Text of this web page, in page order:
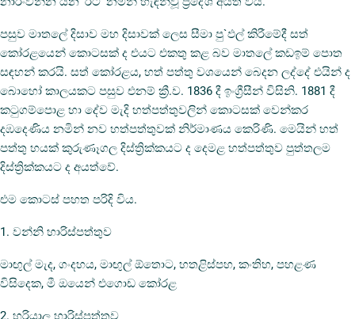
පසුව මාතලේ දිසාව මහ දිසාවක් ලෙස සීමා පු`ඵල් කිරීමේදී සත්
කෝරළයෙන් කොටසක් ද එයට එකතු කළ බව මාතලේ කඩඉම් පොත
සඳහන් කරයි. සත් කෝරළය, හත් පත්තු වශයෙන් බෙදන ලද්දේ එයින් ද
බොහෝ කාලයකට පසුව එනම් ක්‍රී.ව. 1836 දී ඉංග්‍රීසීන් විසිනි. 1881 දී
කටුගම්පොළ හා දේව මැදි හත්පත්තුවලින් කොටසක් වෙන්කර
දඹදෙණිය නමින් නව හත්පත්තුවක් නිර්මාණය කෙරිණි. මෙයින් හත්
පත්තු හයක් කුරුණෑගල දිස්ත්‍රික්කයට ද දෙමළ හත්පත්තුව පුත්තලම
දිස්ත්‍රික්කයට ද අයත්වේ.
එම කොටස් පහත පරිදි විය.
1. වන්නි හාරිස්පත්තුව
මාඟුල් මැද, ගංදහය, මාඟුල් ඕතොට, හතළිස්පහ, කංතිහ, පහළණ
විසිදෙක, මී ඔයෙන් එගොඩ කෝරළ
2. හරියාල හාරිස්පත්තුව